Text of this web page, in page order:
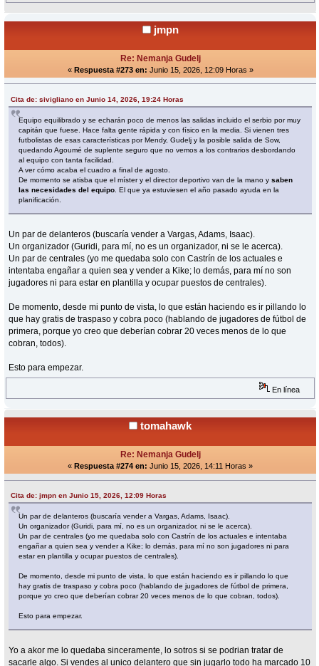
jmpn
Re: Nemanja Gudelj
« Respuesta #273 en: Junio 15, 2026, 12:09 Horas »
Cita de: sivigliano en Junio 14, 2026, 19:24 Horas
Equipo equilibrado y se echarán poco de menos las salidas incluido el serbio por muy
capitán que fuese. Hace falta gente rápida y con físico en la media. Si vienen tres
futbolistas de esas características por Mendy, Gudelj y la posible salida de Sow,
quedando Agoumé de suplente seguro que no vemos a los contrarios desbordando
al equipo con tanta facilidad.
A ver cómo acaba el cuadro a final de agosto.
De momento se atisba que el míster y el director deportivo van de la mano ysaben
las necesidades del equipo . El que ya estuviesen el año pasado ayuda en la
planificación.
Un par de delanteros (buscaría vender a Vargas, Adams, Isaac).
Un organizador (Guridi, para mí, no es un organizador, ni se le acerca).
Un par de centrales (yo me quedaba solo con Castrín de los actuales e
intentaba engañar a quien sea y vender a Kike; lo demás, para mí no son
jugadores ni para estar en plantilla y ocupar puestos de centrales).
De momento, desde mi punto de vista, lo que están haciendo es ir pillando lo
que hay gratis de traspaso y cobra poco (hablando de jugadores de fútbol de
primera, porque yo creo que deberían cobrar 20 veces menos de lo que
cobran, todos).
Esto para empezar.
En línea
tomahawk
Re: Nemanja Gudelj
« Respuesta #274 en: Junio 15, 2026, 14:11 Horas »
Cita de: jmpn en Junio 15, 2026, 12:09 Horas
Un par de delanteros (buscaría vender a Vargas, Adams, Isaac).
Un organizador (Guridi, para mí, no es un organizador, ni se le acerca).
Un par de centrales (yo me quedaba solo con Castrín de los actuales e intentaba
engañar a quien sea y vender a Kike; lo demás, para mí no son jugadores ni para
estar en plantilla y ocupar puestos de centrales).
De momento, desde mi punto de vista, lo que están haciendo es ir pillando lo que
hay gratis de traspaso y cobra poco (hablando de jugadores de fútbol de primera,
porque yo creo que deberían cobrar 20 veces menos de lo que cobran, todos).
Esto para empezar.
Yo a akor me lo quedaba sinceramente, lo sotros si se podrian tratar de
sacarle algo. Si vendes al unico delantero que sin jugarlo todo ha marcado 10